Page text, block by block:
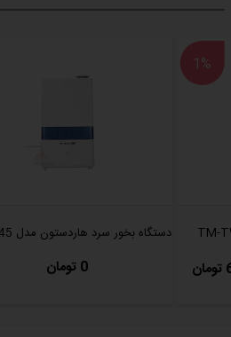
1%
دستگاه بخور سرد هاردستون مدل HFP3045
0 تومان